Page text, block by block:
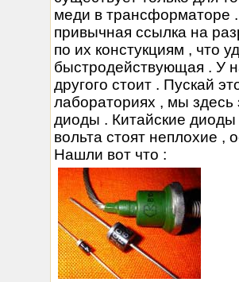
меди в трансформаторе
привычная ссылка на
по их констукциям , что
быстродействующая . У
другого стоит . Пускай
лабораториях , мы
диоды . Китайские
вольта стоят неплохие
Нашли вот что :